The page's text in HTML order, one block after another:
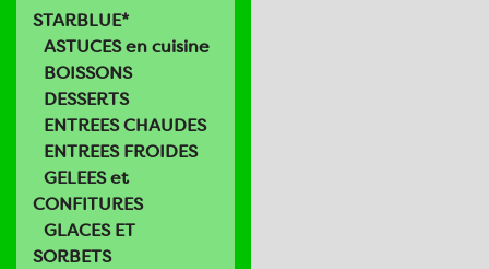
STARBLUE*
ASTUCES en cuisine
BOISSONS
DESSERTS
ENTREES CHAUDES
ENTREES FROIDES
GELEES et
CONFITURES
GLACES ET
SORBETS